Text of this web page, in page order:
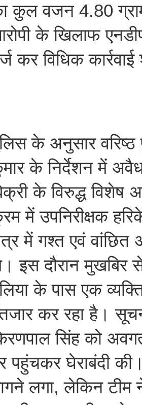
कुल वजन 4.80
के खिलाफ
कर विधिक
के अनुसार
के निर्देशन में
के विरुद्ध विशेष
में उपनिरीक्षक
में गश्त एवं
इस दौरान मुखबिर से
के पास एक
कर रहा है।
सिंह को
पहुंचकर घेराबंदी
लगा, लेकिन